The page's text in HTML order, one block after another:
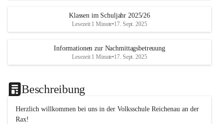
Klassen im Schuljahr 2025/26
Lesezeit 1 Minute•17. Sept. 2025
Informationen zur Nachmittagsbetreuung
Lesezeit 1 Minute•17. Sept. 2025
Beschreibung
Herzlich willkommen bei uns in der Volksschule Reichenau an der
Rax!